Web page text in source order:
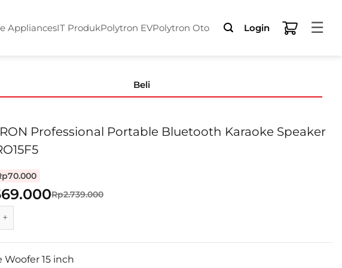
AppliancesIT ProdukPolytron EVPolytron Oto Login ☰
Beli
Professional Portable Bluetooth Karaoke Speaker
Rp2.739.000
Woofer 15 inch